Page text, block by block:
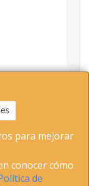
para mejorar
conocer cómo
de
C.I.F-